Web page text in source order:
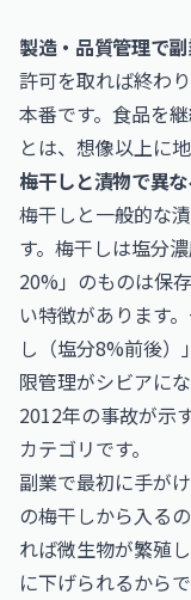
製造・品質管理で
許可を取れば終わ
本番です。食品を
とは、想像以上に
梅干しと漬物で異
梅干しと一般的な
す。梅干しは塩分
20%」のものは保
い特徴があります
し（塩分8%前後）
限管理がシビアに
2012年の事故が示
カテゴリです。
副業で最初に手が
の梅干しから入る
れば微生物が繁殖
に下げられるから